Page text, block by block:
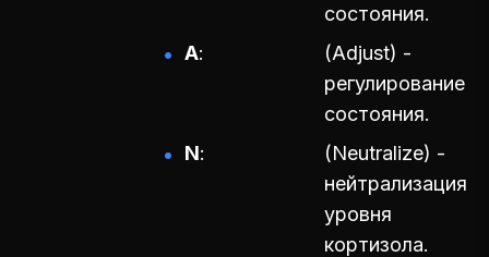
состояния.
A
(Adjust) -
регулирование
состояния.
N
(Neutralize) -
нейтрализация
уровня
кортизола.